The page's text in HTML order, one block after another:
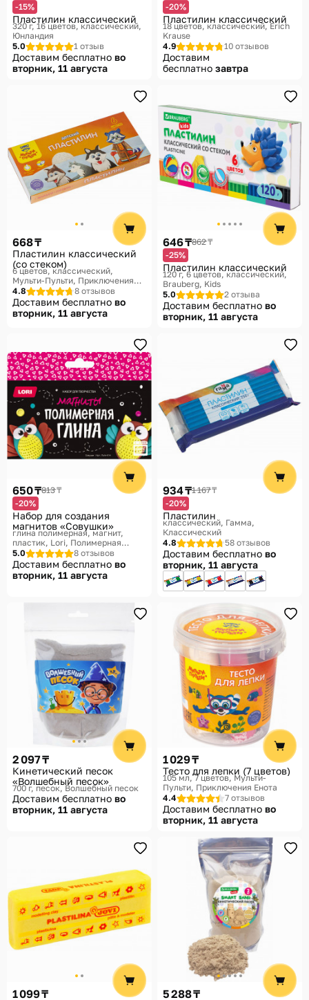
-15%
Пластилин классический
320 г, 16 цветов, классический
Юнландия
5.0
1 отзыв
Доставим бесплатно во
вторник, 11 августа
-20%
Пластилин классический
18 цветов, классический Erich
Krause
4.9
10 отзывов
Доставим
бесплатно завтра
668 ₸
Пластилин классический
(со стеком)
6 цветов, классический
Мульти-Пульти, Приключения
Енота
4.8 8 отзывов
Доставим бесплатно во
вторник, 11 августа
646 ₸862 ₸
-25%
Пластилин классический
120 г, 6 цветов, классический
Brauberg, Kids
5.0
2 отзыва
Доставим бесплатно во
вторник, 11 августа
650 ₸813 ₸
-20%
Набор для создания
магнитов «Совушки»
глина полимерная, магнит,
пластик Lori, Полимерная
глина
5.0 8 отзывов
Доставим бесплатно во
вторник, 11 августа
934 ₸1 167 ₸
-20%
Пластилин
классический Гамма,
Классический
4.8
58 отзывов
Доставим бесплатно во
вторник, 11 августа
2 097 ₸
Кинетический песок
«Волшебный песок»
700 г, песок Волшебный песок
Доставим бесплатно во
вторник, 11 августа
1 029 ₸
Тесто для лепки (7 цветов)
105 мл, 7 цветов Мульти-
Пульти, Приключения Енота
4.4
7 отзывов
Доставим бесплатно во
вторник, 11 августа
1 099 ₸ 5 288 ₸